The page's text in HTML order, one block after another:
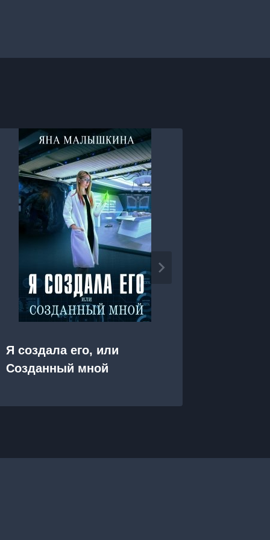
Я создала его, или
Созданный мной